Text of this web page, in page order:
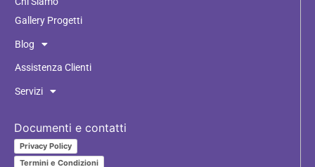
Gallery Progetti
Blog
Assistenza Clienti
Servizi
Documenti e contatti
Privacy Policy
Termini e Condizioni